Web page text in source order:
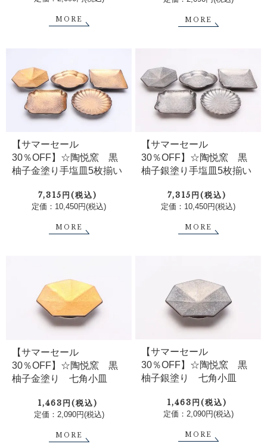
MORE MORE
【サマーセール
30％OFF】☆陶悦窯 黒
柚子金塗り手塩皿5枚揃い
7,315円(税込)
定価：10,450円(税込)
MORE
【サマーセール
30％OFF】☆陶悦窯 黒
柚子銀塗り手塩皿5枚揃い
7,315円(税込)
定価：10,450円(税込)
MORE
【サマーセール
30％OFF】☆陶悦窯 黒
柚子金塗り 七角小皿
1,463円(税込)
定価：2,090円(税込)
MORE
【サマーセール
30％OFF】☆陶悦窯 黒
柚子銀塗り 七角小皿
1,463円(税込)
定価：2,090円(税込)
MORE